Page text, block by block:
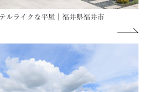
ルライクな平屋｜福井県福井市